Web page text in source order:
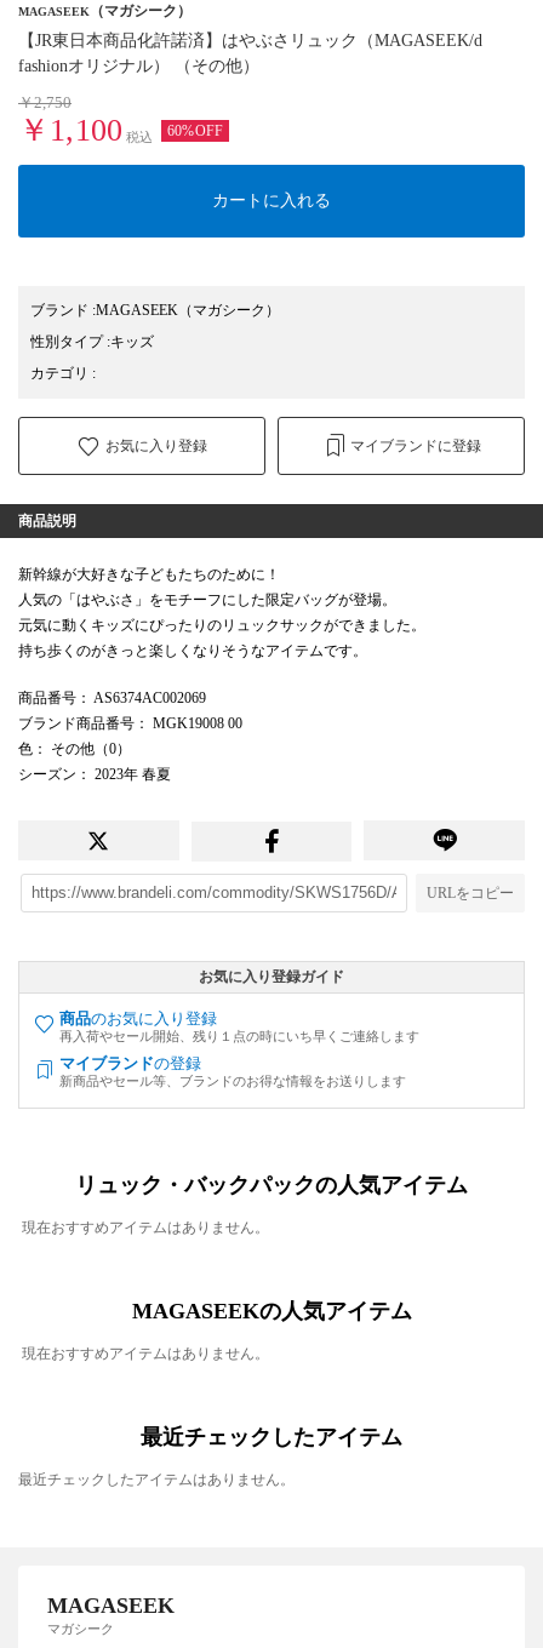
MAGASEEK （マガシーク）
【JR東日本商品化許諾済】はやぶさリュック（MAGASEEK/d
fashionオリジナル） （その他）
￥2,750
￥1,100 税込 60%OFF
カートに入れる
ブランド :MAGASEEK （マガシーク）
性別タイプ:キッズ
カテゴリ :
お気に入り登録 マイブランドに登録
商品説明
新幹線が大好きな子どもたちのために！
人気の「はやぶさ」をモチーフにした限定バッグが登場。
元気に動くキッズにぴったりのリュックサックができました。
持ち歩くのがきっと楽しくなりそうなアイテムです。
商品番号 ： AS6374AC002069
ブランド商品番号 ： MGK19008 00
色 ： その他（0）
シーズン ： 2023年 春夏
URLをコピー
お気に入り登録ガイド
商品のお気に入り登録
再入荷やセール開始、残り１点の時にいち早くご連絡します
マイブランドの登録
新商品やセール等、ブランドのお得な情報をお送りします
リュック・バックパックの人気アイテム
現在おすすめアイテムはありません。
MAGASEEKの人気アイテム
現在おすすめアイテムはありません。
最近チェックしたアイテム
最近チェックしたアイテムはありません。
MAGASEEK
マガシーク